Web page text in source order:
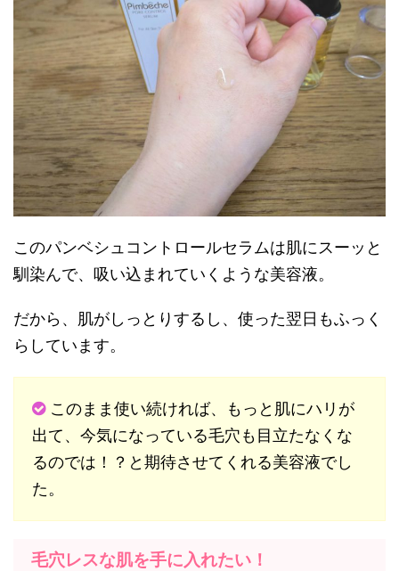
このパンベシュコントロールセラムは肌にスーッと
馴染んで、吸い込まれていくような美容液。
だから、肌がしっとりするし、使った翌日もふっく
らしています。
このまま使い続ければ、もっと肌にハリが
出て、今気になっている毛穴も目立たなくな
るのでは！？と期待させてくれる美容液でし
た。
毛穴レスな肌を手に入れたい！